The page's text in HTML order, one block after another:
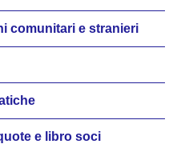
comunitari e stranieri
e libro soci